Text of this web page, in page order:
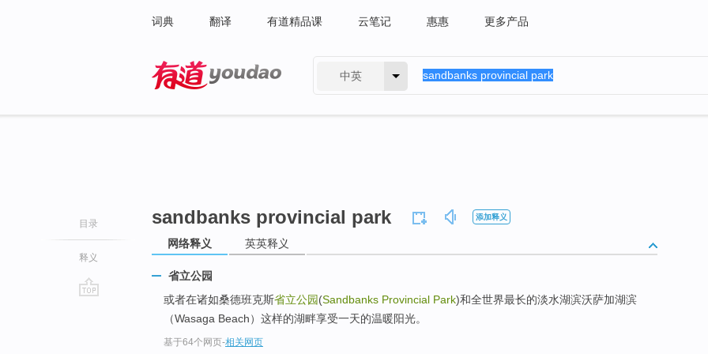
词典 翻译 有道精品课 云笔记 惠惠 更多产品
中英
目录
释义
sandbanks provincial park 添加释义
网络释义 英英释义
省立公园
或者在诸如桑德班克斯省立公园(Sandbanks Provincial Park)和全世界最长的淡水湖滨沃萨加湖滨
（Wasaga Beach）这样的湖畔享受一天的温暖阳光。
基于64个网页-相关网页